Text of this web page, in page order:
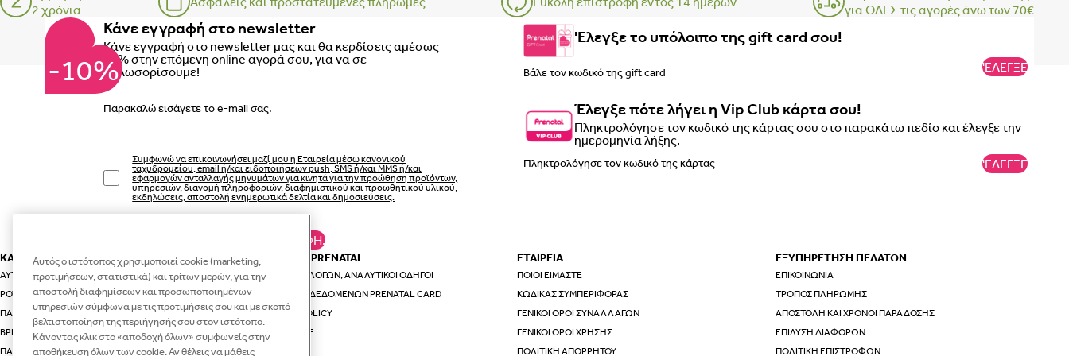
2 χρόνια
για ΟΛΕΣ τις αγορές άνω των 70€
-10%
Κάνε εγγραφή στο newsletter
Κάνε εγγραφή στο newsletter μας και θα κερδίσεις αμέσως
10% στην επόμενη online αγορά σου, για να σε
καλωσορίσουμε!
Email
Συμφωνώ να επικοινωνήσει μαζί μου η Εταιρεία μέσω κανονικού
ταχυδρομείου, email ή/και ειδοποιήσεων push, SMS ή/και MMS ή/και
εφαρμογών ανταλλαγής μηνυμάτων για κινητά για την προώθηση προϊόντων,
υπηρεσιών, διανομή πληροφοριών, διαφημιστικού και προωθητικού υλικού,
εκδηλώσεις, αποστολή ενημερωτικά δελτία και δημοσιεύσεις.
ΚΆΝΕ ΕΓΓΡΑΦΉ.
'Ελεγξε το υπόλοιπο της gift card σου!
'ΕΛΕΓΞΕ
Έλεγξε πότε λήγει η Vip Club κάρτα σου!
Πληκτρολόγησε τον κωδικό της κάρτας σου στο παρακάτω πεδίο και έλεγξε την
ημερομηνία λήξης.
'ΕΛΕΓΞΕ
ΚΑΤΗΓΟΡΙΕΣ
ΑΥΤΟΚΊΝΗΤΟ & ΤΑΞΊΔΙ
ΡΟΎΧΑ ΚΑΙ ΑΞΕΣΟΥΆΡ ΓΙΑ ΤΗ ΜΑΜΆ
ΠΑΙΔΙΚΆ ΡΟΎΧΑ
ΒΡΕΦΙΚΆ ΡΟΎΧΑ
ΠΑΙΔΙΚΆ ΠΑΠΟΎΤΣΙΑ
ΕΣΥ ΚΑΙ Η PRENATAL
ΟΔΗΓΟΊ ΕΠΙΛΟΓΏΝ, ΑΝΑΛΥΤΙΚΟΊ ΟΔΗΓΟΊ
ΠΡΟΣΤΑΣΊΑ ΔΕΔΟΜΈΝΩΝ PRENATAL CARD
VIP CLUB POLICY
RECYCLE.ME
ΕΤΑΙΡΕΙΑ
ΠΟΙΟΙ ΕΊΜΑΣΤΕ
ΚΏΔΙΚΑΣ ΣΥΜΠΕΡΙΦΟΡΆΣ
ΓΕΝΙΚΟΊ ΌΡΟΙ ΣΥΝΑΛΛΑΓΏΝ
ΓΕΝΙΚΟΊ ΌΡΟΙ ΧΡΉΣΗΣ
ΠΟΛΙΤΙΚΉ ΑΠΟΡΡΉΤΟΥ
ΕΞΥΠΗΡΕΤΗΣΗ ΠΕΛΑΤΩΝ
ΕΠΙΚΟΙΝΩΝΊΑ
ΤΡΌΠΟΣ ΠΛΗΡΩΜΉΣ
ΑΠΟΣΤΟΛΉ ΚΑΙ ΧΡΌΝΟΙ ΠΑΡΆΔΟΣΗΣ
ΕΠΊΛΥΣΗ ΔΙΑΦΟΡΏΝ
ΠΟΛΙΤΙΚΉ ΕΠΙΣΤΡΟΦΏΝ
Αυτός ο ιστότοπος χρησιμοποιεί cookie (marketing,
προτιμήσεων, στατιστικά) και τρίτων μερών, για την
αποστολή διαφημίσεων και προσωποποιημένων
υπηρεσιών σύμφωνα με τις προτιμήσεις σου και με σκοπό
βελτιστοποίηση της περιήγησής σου στον ιστότοπο.
Κάνοντας κλικ στο «αποδοχή όλων» συμφωνείς στην
αποθήκευση όλων των cookie. Αν θέλεις να μάθεις